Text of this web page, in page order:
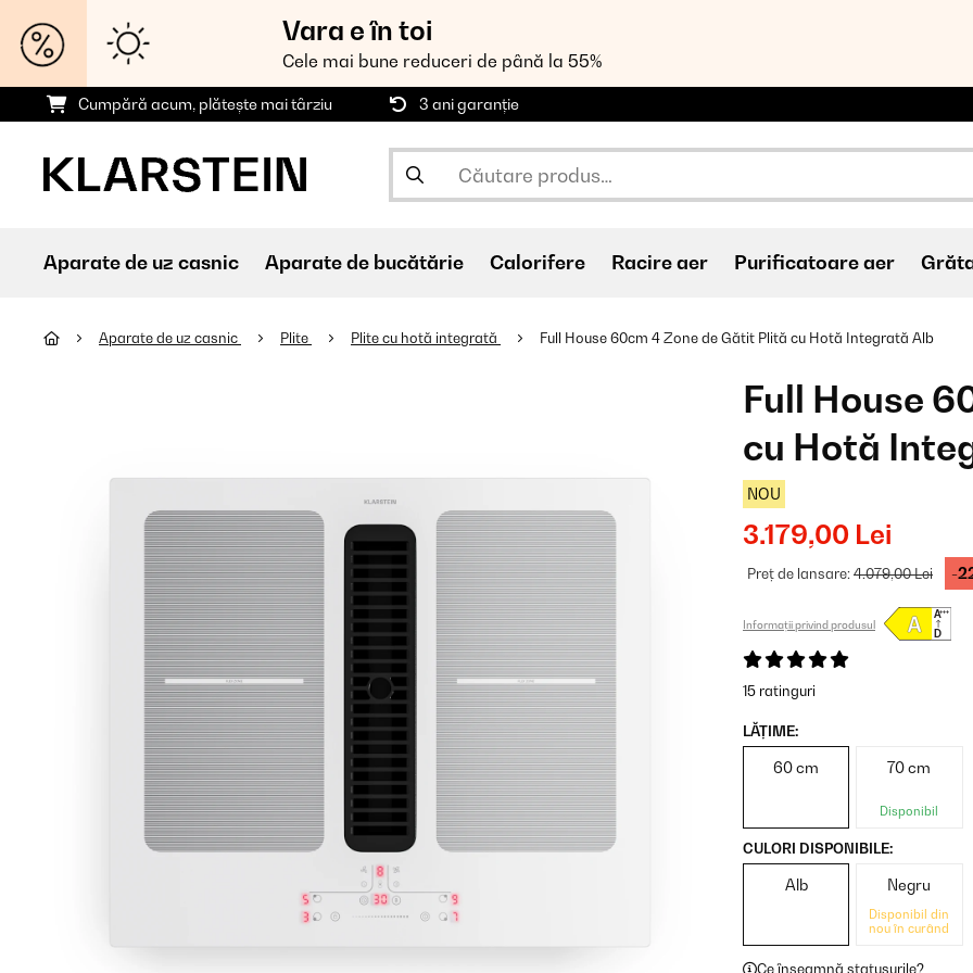
Vara e în toi
Cele mai bune reduceri de până la 55%
Cumpără acum, plătește mai târziu 3 ani garanție
Aparate de uz casnic Aparate de bucătărie Calorifere Racire aer Purificatoare aer
Aparate de uz casnic Plite Plite cu hotă integrată Full House 60cm 4 Zone de Gătit Plită cu Hotă Integrată Alb
Full House
cu Hotă
NOU
3.179,00 Lei
Preț de lansare:4.079,00 Lei -
Informații privind produsul
15 ratinguri
LĂȚIME:
60 cm 70 cm
Disponibil
CULORI DISPONIBILE:
Alb Negru
Disponibil din
nou în curând
Ce înseamnă statusurile?